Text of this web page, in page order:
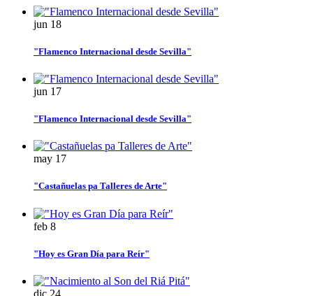
jun 18
"Flamenco Internacional desde Sevilla"
jun 17
"Flamenco Internacional desde Sevilla"
may 17
"Castañuelas pa Talleres de Arte"
feb 8
"Hoy es Gran Día para Reír"
dic 24